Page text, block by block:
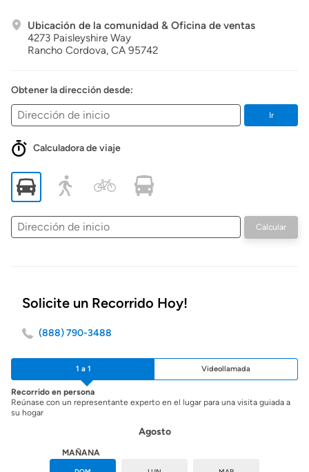
Ubicación de la comunidad & Oficina de ventas
4273 Paisleyshire Way
Rancho Cordova, CA 95742
Obtener la dirección desde:
Ir
Calculadora de viaje
Dirección
de
Calcular
Solicite un Recorrido Hoy!
(888) 790-3488
1 a 1 Videollamada
Recorrido en persona
Reúnase con un representante experto en el lugar para una visita guiada a
su hogar
Agosto
MAÑANA